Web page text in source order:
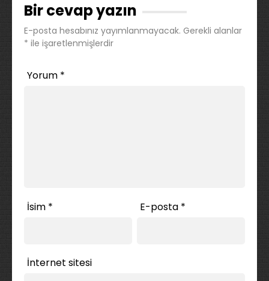
Bir cevap yazın
E-posta hesabınız yayımlanmayacak. Gerekli alanlar
* ile işaretlenmişlerdir
Yorum *
İsim * E-posta *
İnternet sitesi